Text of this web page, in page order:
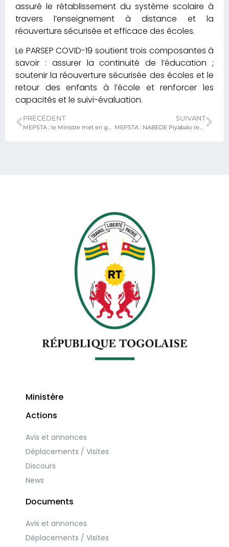
assuré le rétablissement du système scolaire à
travers l’enseignement à distance et la
réouverture sécurisée et efficace des écoles.
Le PARSEP COVID-19 soutient trois composantes à
savoir : assurer la continuité de l’éducation ;
soutenir la réouverture sécurisée des écoles et le
retour des enfants à l’école et renforcer les
capacités et le suivi-évaluation.
PRÉCÉDENT
MEPSTA : le Ministre met en garde contre le recrutement anarchique des enseignants volontaires
SUIVANT
MEPSTA : NABEDE Piyabalo remplace AMESSIAMENOU Komlan à la tête de la direction du cabinet du ministre
Ministère
Actions
Avis et annonces
Déplacements / Visites
Discours
News
Documents
Avis et annonces
Déplacements / Visites